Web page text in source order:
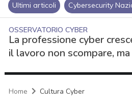
Ultimi articoli Cybersecurity
OSSERVATORIO CYBER
La professione cyber
il lavoro non scompare,
Home Cultura Cyber